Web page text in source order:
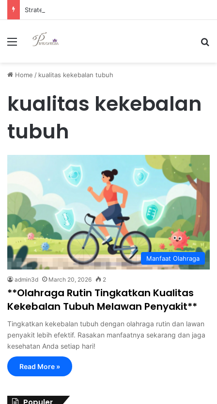
Menu
Home / kualitas kekebalan tubuh
kualitas kekebalan
tubuh
Manfaat Olahraga
admin3d March 20, 2026 2
**Olahraga Rutin Tingkatkan Kualitas
Kekebalan Tubuh Melawan Penyakit**
Tingkatkan kekebalan tubuh dengan olahraga rutin dan lawan
penyakit lebih efektif. Rasakan manfaatnya sekarang dan jaga
kesehatan Anda setiap hari!
Read More »